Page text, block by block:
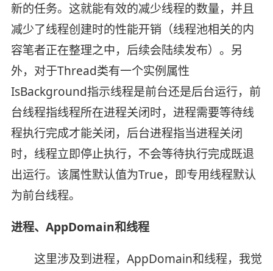
新的任务。这就能有效的减少线程的数量，并且
减少了线程创建时的性能开销（线程池相关的内
容笔者正在整理之中，后续会陆续发布）。另
外，对于Thread类有一个实例属性
IsBackground指示线程是前台还是后台运行，前
台线程指线程所在进程关闭时，进程需要等待线
程执行完成才能关闭，后台进程指当进程关闭
时，线程立即停止执行，不会等待执行完成既退
出运行。该属性默认值为True，即专用线程默认
为前台线程。
进程、AppDomain和线程
这里涉及到进程，AppDomain和线程，我觉